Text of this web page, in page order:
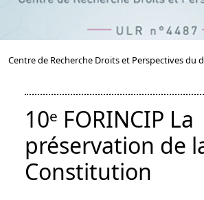
Centre de Recherche Droits et Perspectives du
10ᵉ FORINCIP La
préservation de
Constitution